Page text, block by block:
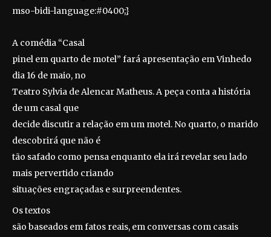
mso-bidi-language:#0400;}
A comédia “Casal
pinel em quarto de motel” fará apresentação em Vinhedo
dia 16 de maio, no
Teatro Sylvia de Alencar Matheus. A peça conta a história
de um casal que
decide discutir a relação em um motel. No quarto, o marido
descobrirá que não é
tão safado como pensa enquanto ela irá revelar seu lado
mais pervertido criando
situações engraçadas e surpreendentes.
Os textos
são baseados em fatos reais, em conversas com casais